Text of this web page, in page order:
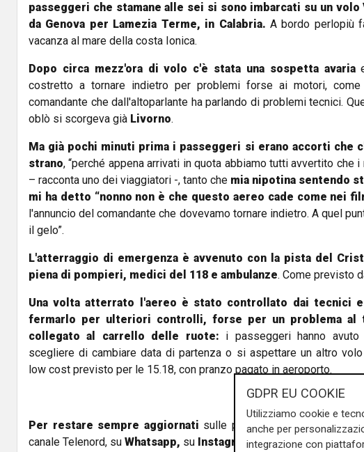
passeggeri che stamane alle sei si sono imbarcati su un
da Genova per Lamezia Terme, in Calabria. A bordo perlopiù
vacanza al mare della costa Ionica.
Dopo circa mezz'ora di volo c'è stata una sospetta avaria
costretto a tornare indietro per problemi forse ai motori, come
comandante che dall'altoparlante ha parlando di problemi tecnici.
oblò si scorgeva già Livorno.
Ma già pochi minuti prima i passeggeri si erano accorti che
strano, “perché appena arrivati in quota abbiamo tutti avvertito che
– racconta uno dei viaggiatori -, tanto che mia nipotina sentendo
mi ha detto “nonno non è che questo aereo cade come nei
l'annuncio del comandante che dovevamo tornare indietro. A quel
il gelo”.
L'atterraggio di emergenza è avvenuto con la pista del
piena di pompieri, medici del 118 e ambulanze. Come previsto
Una volta atterrato l'aereo è stato controllato dai tecnici
fermarlo per ulteriori controlli, forse per un problema al
collegato al carrello delle ruote: i passeggeri hanno
scegliere di cambiare data di partenza o si aspettare un altro
low cost previsto per le 15.18, con pranzo pagato in aeroporto.
Per restare sempre aggiornati sulle principali notizie sulla
canale Telenord, su Whatsapp, su Instagram,suYoutubee su
GDPR EU COOKIE
Utilizziamo cookie e
anche per
integrazione con